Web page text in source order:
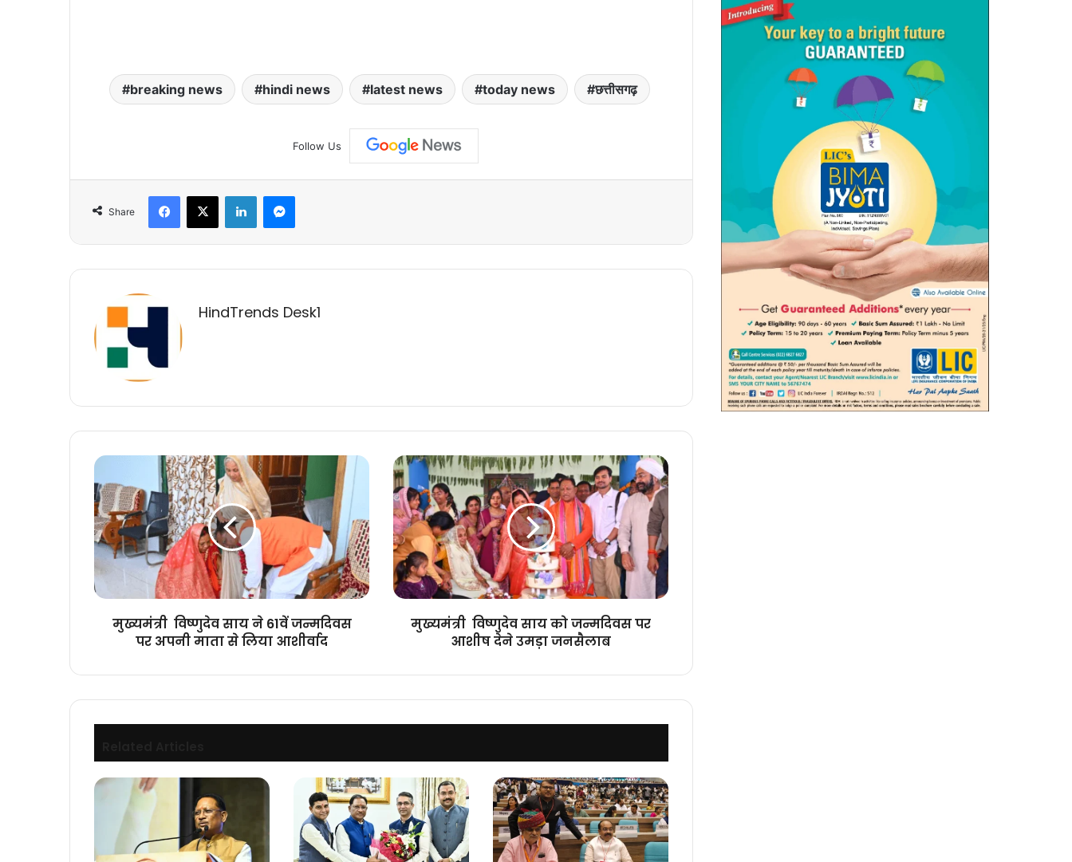
breaking news hindi news latest news today news छत्तीसगढ़
Follow Us
Share
Facebook
X LinkedInMessenger
HindTrends Desk1
मुख्यमंत्री
साय
ने
61वें
जन्मदिवस
पर
अपनी
माता
मुख्यमंत्री विष्णुदेव साय ने 61वें जन्मदिवस
पर अपनी माता से लिया आशीर्वाद
मुख्यमंत्री
विष्णुदेव
साय
को
जन्मदिवस
पर
आशीष
देने
उमड़ा
मुख्यमंत्री विष्णुदेव साय को जन्मदिवस पर
आशीष देने उमड़ा जनसैलाब